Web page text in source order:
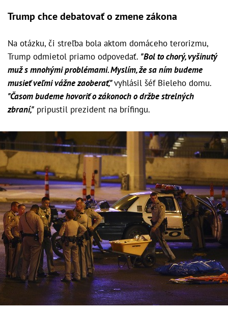
Trump chce debatovať o zmene zákona
Na otázku, či streľba bola aktom domáceho terorizmu,
Trump odmietol priamo odpovedať. "Bol to chorý, vyšinutý
muž s mnohými problémami. Myslím, že sa ním budeme
musieť veľmi vážne zaoberať,"vyhlásil šéf Bieleho domu.
"Časom budeme hovoriť o zákonoch o držbe strelných
zbraní," pripustil prezident na brífingu.